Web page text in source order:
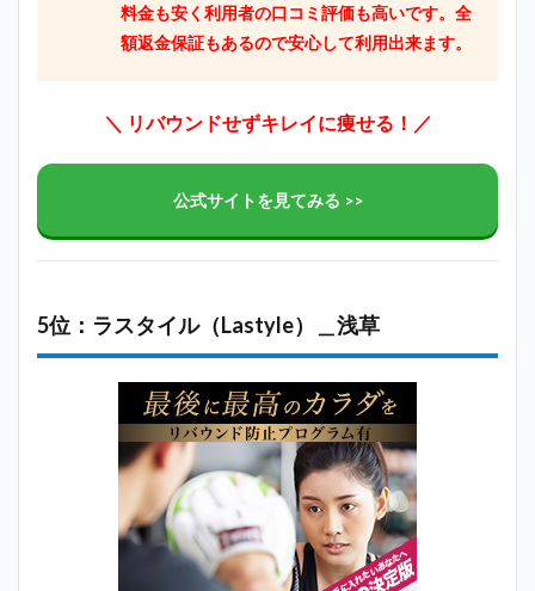
料金も安く利用者の口コミ評価も高いです。全
額返金保証もあるので安心して利用出来ます。
＼ リバウンドせずキレイに痩せる！／
公式サイトを見てみる >>
5位：ラスタイル（Lastyle）＿浅草